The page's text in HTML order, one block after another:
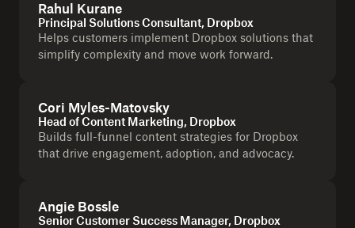
Rahul Kurane
Principal Solutions Consultant, Dropbox
Helps customers implement Dropbox solutions that
simplify complexity and move work forward.
Cori Myles-Matovsky
Head of Content Marketing, Dropbox
Builds full-funnel content strategies for Dropbox
that drive engagement, adoption, and advocacy.
Angie Bossle
Senior Customer Success Manager, Dropbox